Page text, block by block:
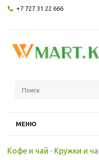
+7 727 31 22 666
МЕНЮ
Кофе и чай - Кружки и